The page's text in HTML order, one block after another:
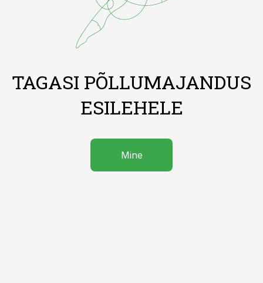
TAGASI PÕLLUMAJANDUS
ESILEHELE
Mine